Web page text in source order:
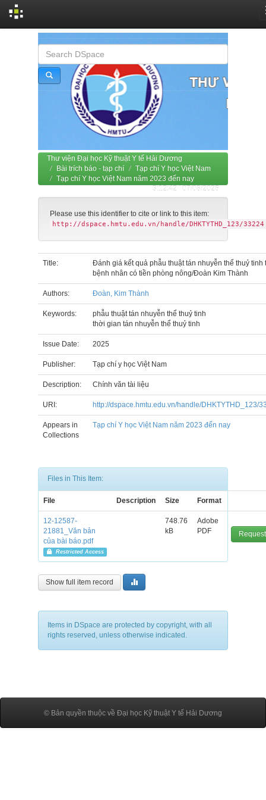
Thư viện Đại học Kỹ thuật Y tế Hải Dương
Bài trích báo - tạp chí
Tạp chí Y học Việt Nam
Tạp chí Y học Việt Nam năm 2023 đến nay
3:12:42 | 07/08/2026
Please use this identifier to cite or link to this item:
http://dspace.hmtu.edu.vn/handle/DHKTYTHD_123/33224
Title:
Đánh giá kết quả phẫu thuật tán nhuyễn thể thuỷ tinh
bệnh nhân có tiền phòng nông/Đoàn Kim Thành
Authors: Đoàn, Kim Thành
Keywords:
phẫu thuật tán nhuyễn thể thuỷ tinh
thời gian tán nhuyễn thể thuỷ tinh
Issue Date: 2025
Publisher: Tạp chí y học Việt Nam
Description: Chính văn tài liệu
URI: http://dspace.hmtu.edu.vn/handle/DHKTYTHD_123/
Appears in
Collections
Tạp chí Y học Việt Nam năm 2023 đến nay
Files in This Item:
File Description Size Format
12-12587-
21881_Văn bản
của bài báo.pdf
Restricted Access
748.76
kB
Adobe
PDF
Show full item record
Items in DSpace are protected by copyright, with all
rights reserved, unless otherwise indicated.
© Bản quyền thuộc về Đại học Kỹ thuật Y tế Hải Dương